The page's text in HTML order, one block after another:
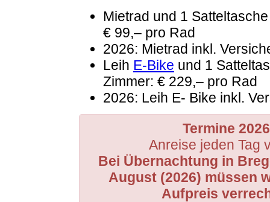
Mietrad und 1
€ 99,– pro Rad
2026: Mietrad inkl.
Leih E-Bike und 1
Zimmer: € 229,– pro Rad
2026: Leih E- Bike inkl.
Termine
Anreise jeden Tag
Bei Übernachtung in
August (2026) müssen
Aufpreis